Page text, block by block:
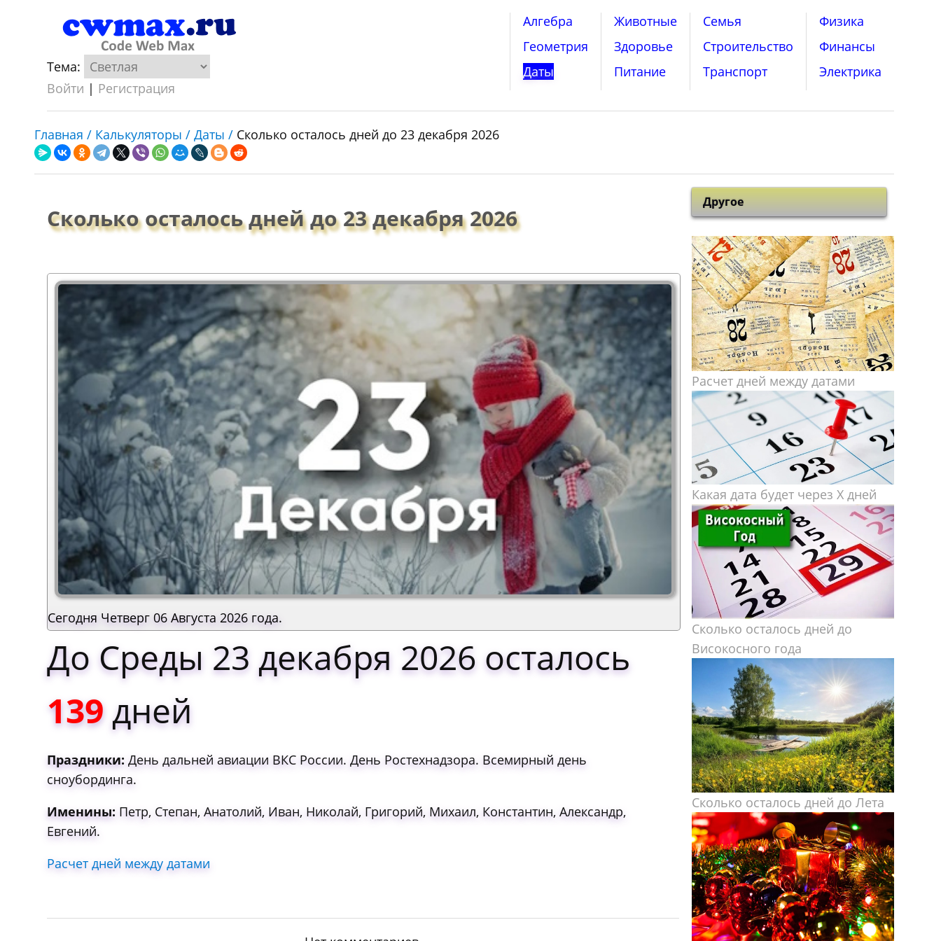
Тема:
Войти | Регистрация
Алгебра
Геометрия
Даты
Животные
Здоровье
Питание
Семья
Строительство
Транспорт
Физика
Финансы
Электрика
Главная / Калькуляторы /Даты / Сколько осталось дней до 23 декабря 2026
Сколько осталось дней до 23 декабря 2026
Сегодня Четверг 06 Августа 2026 года.
До Среды 23 декабря 2026 осталось
139дней
Праздники: День дальней авиации ВКС России. День Ростехнадзора. Всемирный день
сноубординга.
Именины: Петр, Степан, Анатолий, Иван, Николай, Григорий, Михаил, Константин, Александр,
Евгений.
Расчет дней между датами
Другое
Расчет дней между датами
Какая дата будет через X дней
Сколько осталось дней до
Високосного года
Сколько осталось дней до Лета